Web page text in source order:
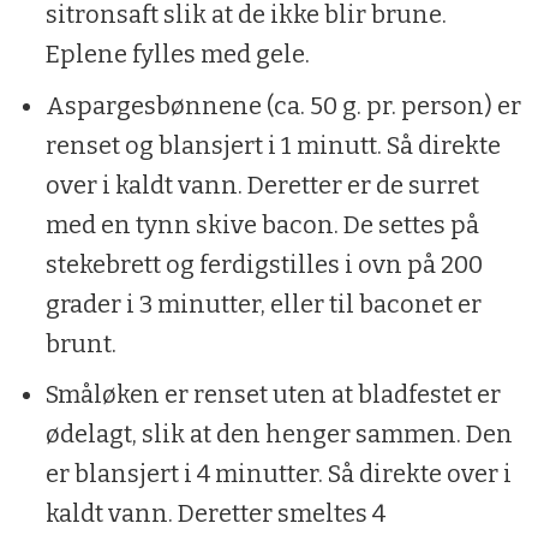
sitronsaft slik at de ikke blir brune.
Eplene fylles med gele.
Aspargesbønnene (ca. 50 g. pr. person) er
renset og blansjert i 1 minutt. Så direkte
over i kaldt vann. Deretter er de surret
med en tynn skive bacon. De settes på
stekebrett og ferdigstilles i ovn på 200
grader i 3 minutter, eller til baconet er
brunt.
Småløken er renset uten at bladfestet er
ødelagt, slik at den henger sammen. Den
er blansjert i 4 minutter. Så direkte over i
kaldt vann. Deretter smeltes 4